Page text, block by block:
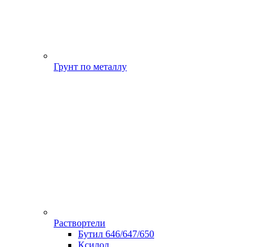
Грунт по металлу
Раствортели
Бутил 646/647/650
Ксилол